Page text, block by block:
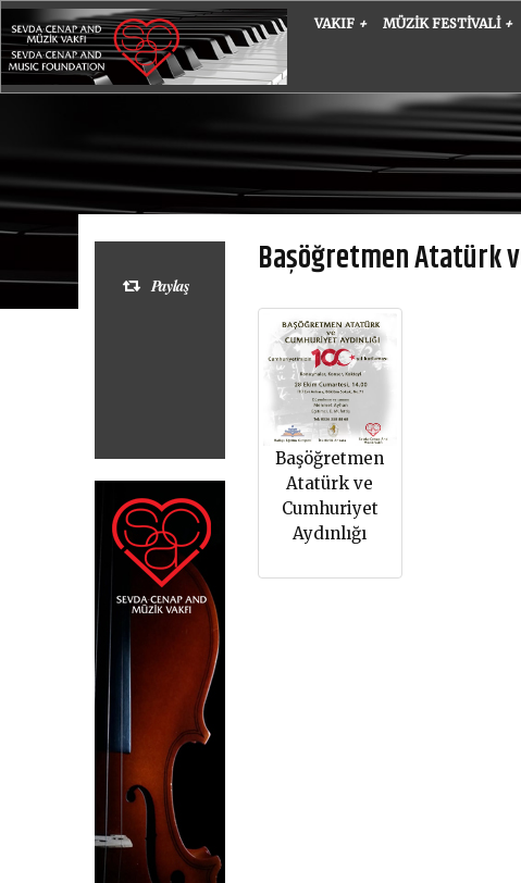
VAKIF + MÜZIK FESTIVALI +
Paylaş
Başöğretmen Atatürk
Başöğretmen
Atatürk ve
Cumhuriyet
Aydınlığı